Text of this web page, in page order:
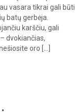
vasara tikrai gali būti
batų gerbėja.
karščiu, gali
dvokiančias,
oro […]